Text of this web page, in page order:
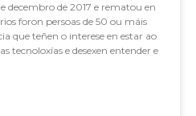
decembro de 2017 e rematou en
foron persoas de 50 ou máis
que teñen o interese en estar ao
tecnoloxías e desexen entender e